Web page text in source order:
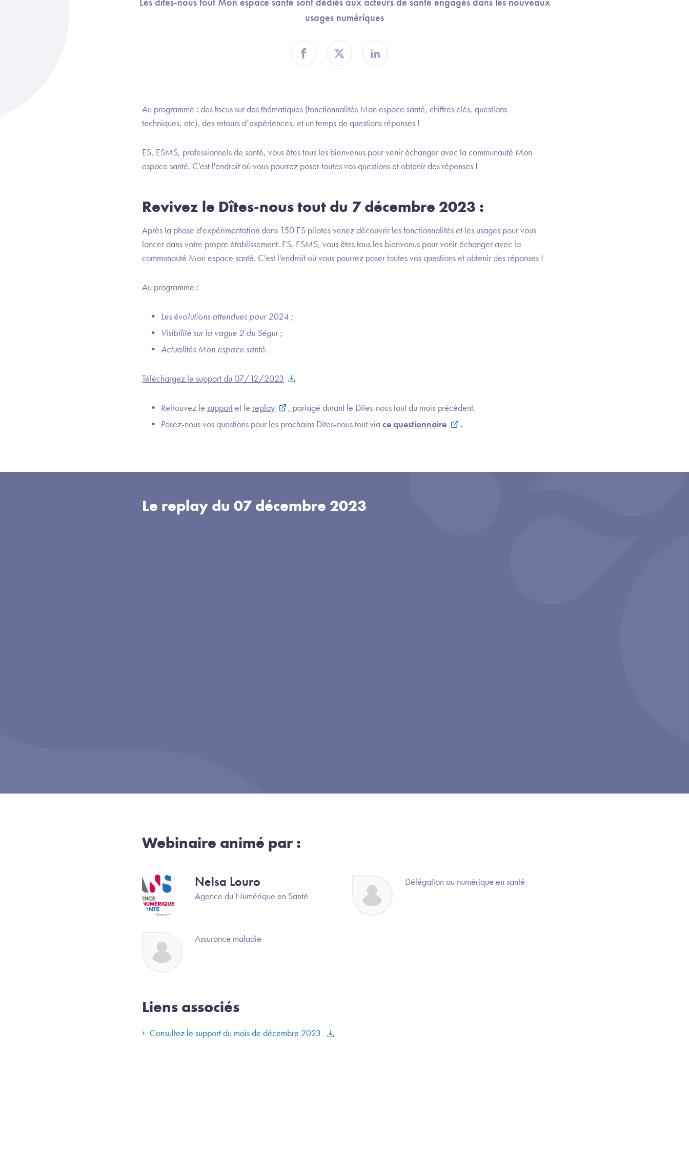
usages numériques
Partager sur Facebook
Partager sur TwitterPartager sur Linkedin
Au programme : des focus sur des thématiques (fonctionnalités Mon espace santé, chiffres clés, questions
techniques, etc), des retours d’expériences, et un temps de questions réponses !
ES, ESMS, professionnels de santé, vous êtes tous les bienvenus pour venir échanger avec la communauté Mon
espace santé. C'est l'endroit où vous pourrez poser toutes vos questions et obtenir des réponses !
Revivez le Dîtes-nous tout du 7 décembre 2023 :
Après la phase d'expérimentation dans 150 ES pilotes venez découvrir les fonctionnalités et les usages pour vous
lancer dans votre propre établissement. ES, ESMS, vous êtes tous les bienvenus pour venir échanger avec la
communauté Mon espace santé. C'est l'endroit où vous pourrez poser toutes vos questions et obtenir des réponses !
Au programme :
Les évolutions attendues pour 2024 ;
Visibilité sur la vague 2 du Ségur ;
Actualités Mon espace santé.
Téléchargez le support du 07/12/2023
Retrouvez le supportet le replay , partagé durant le Dîtes-nous tout du mois précédent.
Posez-nous vos questions pour les prochains Dites-nous tout viace questionnaire .
Le replay du 07 décembre 2023
Webinaire animé par :
Image Nelsa Louro
Agence du Numérique en Santé
Délégation au numérique en santé
Assurance maladie
Liens associés
Consultez le support du mois de décembre 2023